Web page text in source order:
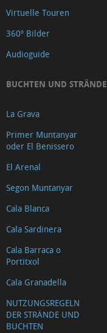
Virtuelle Touren
360º Bilder
Audioguide
BUCHTEN UND STRÄNDE
La Grava
Primer Muntanyar
oder El Benissero
El Arenal
Segon Muntanyar
Cala Blanca
Cala Sardinera
Cala Barraca o
Portitxol
Cala Granadella
NUTZUNGSREGELN
DER STRÄNDE UND
BUCHTEN